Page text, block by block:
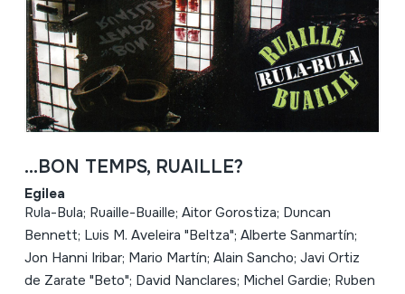
...BON TEMPS, RUAILLE?
Egilea
Rula-Bula; Ruaille-Buaille; Aitor Gorostiza; Duncan
Bennett; Luis M. Aveleira "Beltza"; Alberte Sanmartín;
Jon Hanni Iribar; Mario Martín; Alain Sancho; Javi Ortiz
de Zarate "Beto"; David Nanclares; Michel Gardie; Ruben